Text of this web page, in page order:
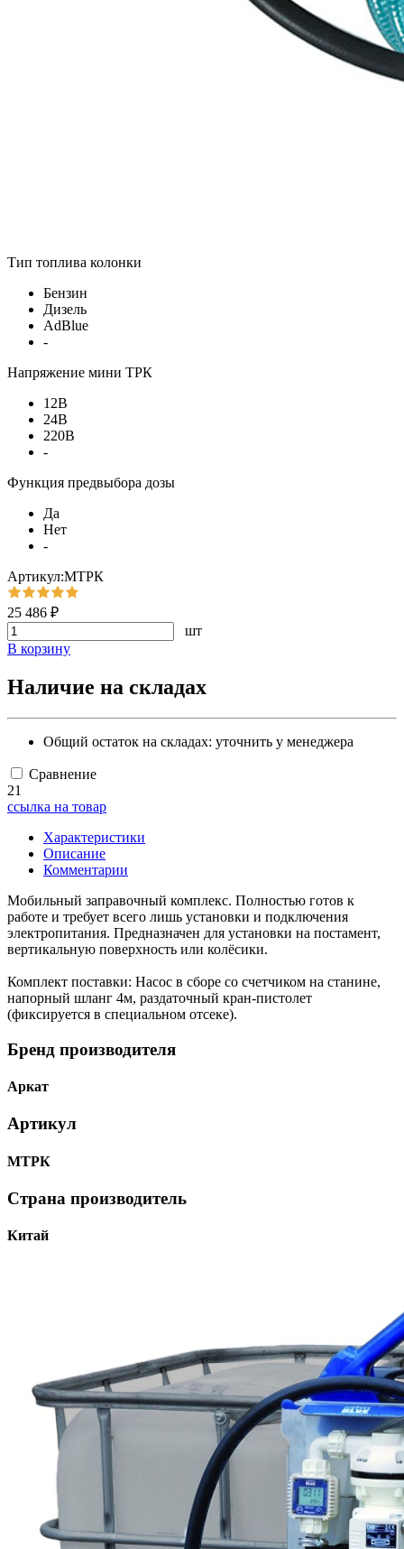
Тип топлива колонки
Бензин
Дизель
AdBlue
-
Напряжение мини ТРК
12В
24В
220В
-
Функция предвыбора дозы
Да
Нет
-
Артикул:МТРК
25 486 ₽
шт
В корзину
Наличие на складах
Общий остаток на складах: уточнить у менеджера
Сравнение
21
ссылка на товар
Характеристики
Описание
Комментарии
Мобильный заправочный комплекс. Полностью готов к
работе и требует всего лишь установки и подключения
электропитания. Предназначен для установки на постамент,
вертикальную поверхность или колёсики.
Комплект поставки: Насос в сборе со счетчиком на станине,
напорный шланг 4м, раздаточный кран-пистолет
(фиксируется в специальном отсеке).
Бренд производителя
Аркат
Артикул
МТРК
Страна производитель
Китай